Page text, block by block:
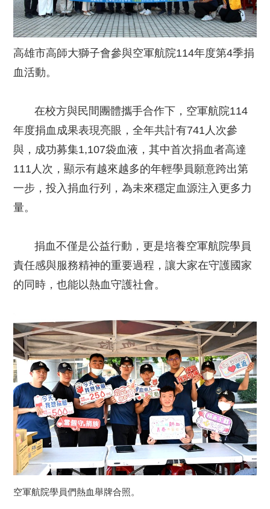
高雄市高師大獅子會參與空軍航院114年度第4季捐
血活動。
在校方與民間團體攜手合作下，空軍航院114
年度捐血成果表現亮眼，全年共計有741人次參
與，成功募集1,107袋血液，其中首次捐血者高達
111人次，顯示有越來越多的年輕學員願意跨出第
一步，投入捐血行列，為未來穩定血源注入更多力
量。
捐血不僅是公益行動，更是培養空軍航院學員
責任感與服務精神的重要過程，讓大家在守護國家
的同時，也能以熱血守護社會。
空軍航院學員們熱血舉牌合照。